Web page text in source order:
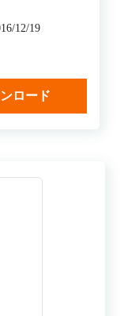
12/19
ロード